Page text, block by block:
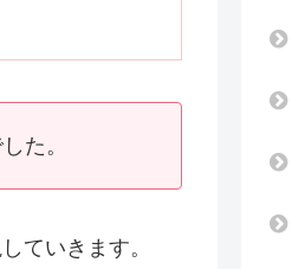
た。
ていきます。